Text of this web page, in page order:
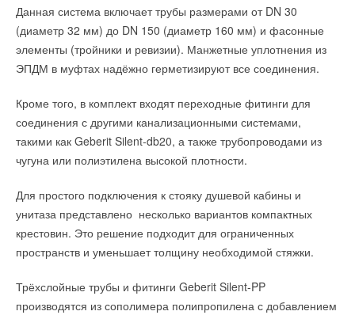
Данная система включает трубы размерами от DN 30
(диаметр 32 мм) до DN 150 (диаметр 160 мм) и фасонные
элементы (тройники и ревизии). Манжетные уплотнения из
ЭПДМ в муфтах надёжно герметизируют все соединения.
Кроме того, в комплект входят переходные фитинги для
соединения с другими канализационными системами,
такими как Geberit Silent-db20, а также трубопроводами из
чугуна или полиэтилена высокой плотности.
Для простого подключения к стояку душевой кабины и
унитаза представлено несколько вариантов компактных
крестовин. Это решение подходит для ограниченных
пространств и уменьшает толщину необходимой стяжки.
Трёхслойные трубы и фитинги Geberit Silent-PP
производятся из сополимера полипропилена с добавлением
Читайте по теме:
→ Сенсорный пульт для систем кондиционирования
НОВОСТИ СОК 14 ИЮНЯ 2018
→ Тепловые насосы для бассейнов
НОВОСТИ СОК 18 МАЯ 2018
НОВОСТИ СОК 14 МАЯ 2018
НОВОСТИ СОК 11 АПРЕЛЯ 2018
→ Расширение географии производства Carel
→
→ Обновление модельного ряда Dantherm
→
CAREL в рядах партнеров программы «ГОРИЗОНТ
2020»
→
Новые бюджетные европейские блоки для мультисплит-
→ Эксклюзивная доработка VRV-систем для России
НОВОСТИ СОК 5 ИЮЛЯ 2017
«Газпрома»
→
Bosch инвестировал в переработку li-ion аккумуляторов
«следующего поколения»
→
Путин передал структуре «Газпрома» управление
→
Bоsch и Buderus представили каталоги продукции и
решений на 2023 год
→
Новинка от Bosch - флагманская серия Climate Line
6000i
Buderus признано лучшим
→
логотип